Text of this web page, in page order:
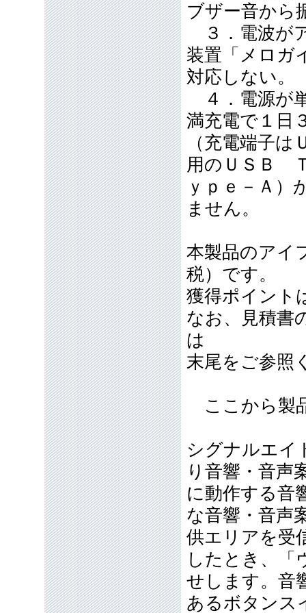
ブザー音から
３．電波が
装置「メロガ
対応しない。
４．電源が
満充電で１日
（充電端子
用のＵＳＢ
ｙｐｅ－Ａ）
ません。
本製品のアイ
税）です。
獲得ポイント
なお、見積書
は
末尾をご参照
ここから製
シグナルエイ
り音響・音声
に動作する音
な音響・音声
供エリアを受
したとき、「
せします。音
あるボタンス